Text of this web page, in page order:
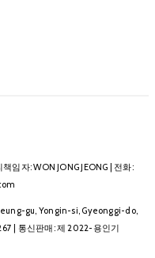
임자: WON JONG JEONG | 전화:
gu, Yongin-si, Gyeonggi-do,
| 통신판매:제 2022-용인기